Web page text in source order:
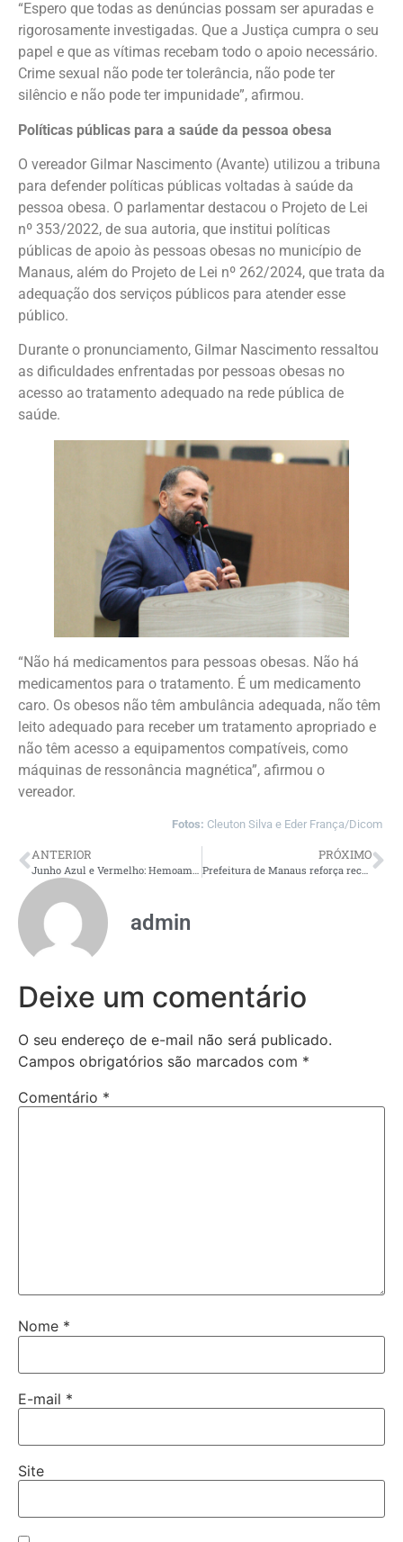
“Espero que todas as denúncias possam ser apuradas e
rigorosamente investigadas. Que a Justiça cumpra o seu
papel e que as vítimas recebam todo o apoio necessário.
Crime sexual não pode ter tolerância, não pode ter
silêncio e não pode ter impunidade”, afirmou.
Políticas públicas para a saúde da pessoa obesa
O vereador Gilmar Nascimento (Avante) utilizou a tribuna
para defender políticas públicas voltadas à saúde da
pessoa obesa. O parlamentar destacou o Projeto de Lei
nº 353/2022, de sua autoria, que institui políticas
públicas de apoio às pessoas obesas no município de
Manaus, além do Projeto de Lei nº 262/2024, que trata da
adequação dos serviços públicos para atender esse
público.
Durante o pronunciamento, Gilmar Nascimento ressaltou
as dificuldades enfrentadas por pessoas obesas no
acesso ao tratamento adequado na rede pública de
saúde.
“Não há medicamentos para pessoas obesas. Não há
medicamentos para o tratamento. É um medicamento
caro. Os obesos não têm ambulância adequada, não têm
leito adequado para receber um tratamento apropriado e
não têm acesso a equipamentos compatíveis, como
máquinas de ressonância magnética”, afirmou o
vereador.
Fotos: Cleuton Silva e Eder França/Dicom
ANTERIOR PRÓXIMO
Prefeitura de Manaus reforça recuperação asfáltica na avenida Borba e melhora mobilidade em importante corredor comercial da zona Sul
admin
Deixe um comentário
O seu endereço de e-mail não será publicado.
Campos obrigatórios são marcados com *
Comentário *
Nome *
E-mail *
Site